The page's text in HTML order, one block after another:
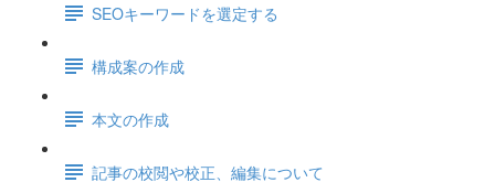
SEOキーワードを選定する
構成案の作成
本文の作成
記事の校閲や校正、編集について